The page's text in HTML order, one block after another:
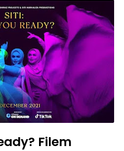
Filem